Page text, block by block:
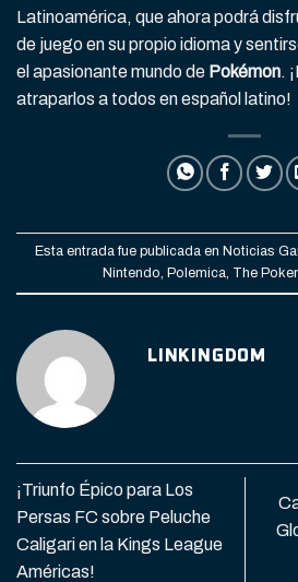
Latinoamérica, que ahora podrá
de juego en su propio idioma y
el apasionante mundo de Pokémon.
atraparlos a todos en español latino!
Esta entrada fue publicada en Noticias
Nintendo, Polemica, The
LINKINGDOM
¡Triunfo Épico para Los
Persas FC sobre Peluche
Caligari en la Kings League
Américas!